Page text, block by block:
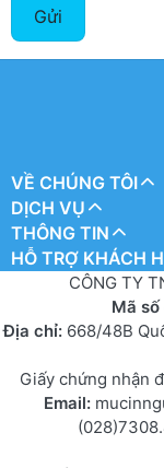
Gửi
VỀ CHÚNG TÔI
DỊCH VỤ
THÔNG TIN
HỖ TRỢ KHÁCH
CÔNG TY
Mã
Địa chỉ: 668/48B
Giấy chứng nhận
Email: